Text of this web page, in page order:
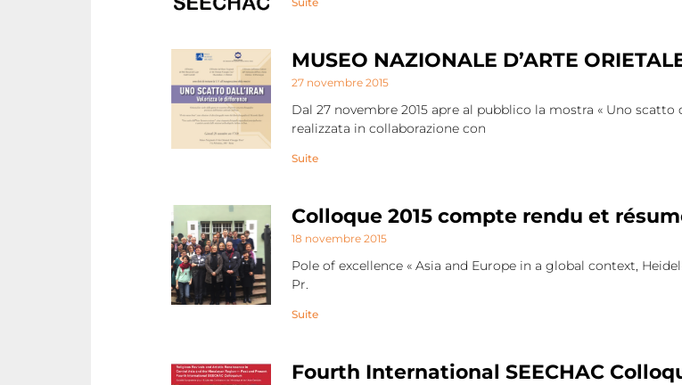
MUSEO NAZIONALE D’ARTE
27 novembre 2015
Dal 27 novembre 2015 apre al pubblico la mostra « Uno scatto
realizzata in collaborazione con
Suite
Colloque 2015 compte rendu et
18 novembre 2015
Pole of excellence « Asia and Europe in a global context,
Pr.
Suite
Fourth International SEECHAC